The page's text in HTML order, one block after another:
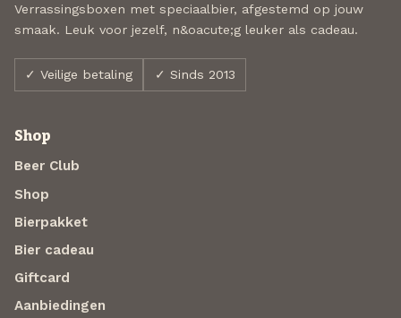
Verrassingsboxen met speciaalbier, afgestemd op jouw
smaak. Leuk voor jezelf, n&oacute;g leuker als cadeau.
✓ Veilige betaling ✓ Sinds 2013
Shop
Beer Club
Shop
Bierpakket
Bier cadeau
Giftcard
Aanbiedingen